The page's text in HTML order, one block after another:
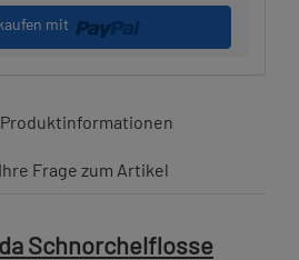
mit
Produktinformationen
Ihre Frage zum Artikel
Schnorchelflosse